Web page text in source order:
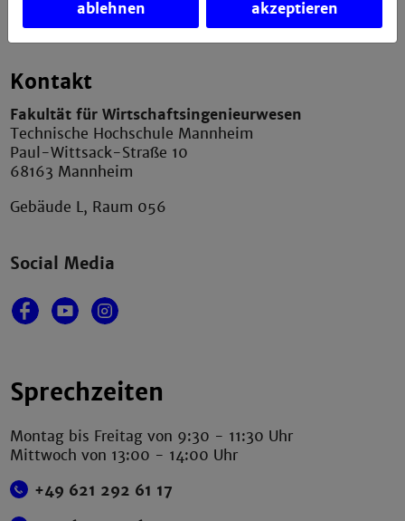
Kontakt
Fakultät für Wirtschaftsingenieurwesen
Technische Hochschule Mannheim
Paul-Wittsack-Straße 10
68163 Mannheim
Gebäude L, Raum 056
Social Media
Sprechzeiten
Montag bis Freitag von 9:30 - 11:30 Uhr
Mittwoch von 13:00 - 14:00 Uhr
+49 621 292 61 17
ablehnen akzeptieren